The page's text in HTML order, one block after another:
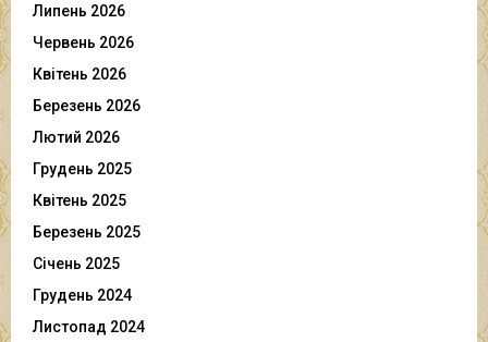
Липень 2026
Червень 2026
Квітень 2026
Березень 2026
Лютий 2026
Грудень 2025
Квітень 2025
Березень 2025
Січень 2025
Грудень 2024
Листопад 2024